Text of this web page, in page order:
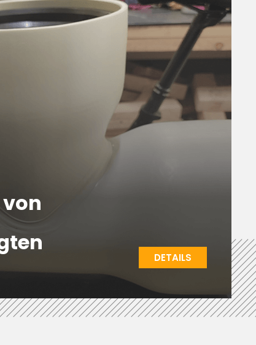
DETAILS